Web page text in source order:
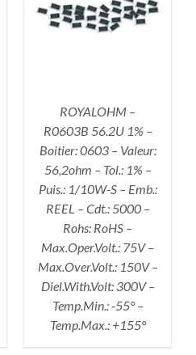
ROYALOHM –
R0603B 56.2U 1% –
Boitier: 0603 – Valeur:
56,2ohm – Tol.: 1% –
Puis.: 1/10W-S – Emb.:
REEL – Cdt.: 5000 –
Rohs: RoHS –
Max.Oper.Volt.: 75V –
Max.Over.Volt.: 150V –
Diel.With.Volt: 300V –
Temp.Min.: -55° –
Temp.Max.: +155°